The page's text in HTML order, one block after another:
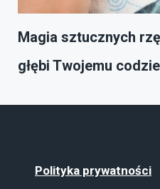
Magia sztucznych
głębi Twojemu
Polityka prywatności